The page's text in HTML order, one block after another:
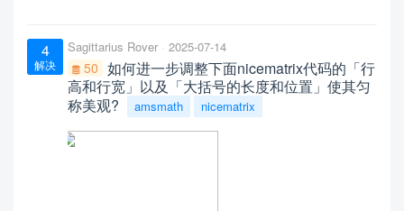
4
解决
Sagittarius Rover 2025-07-14
50 如何进一步调整下面nicematrix代码的「行
高和行宽」以及「大括号的长度和位置」使其匀
称美观?
amsmath nicematrix